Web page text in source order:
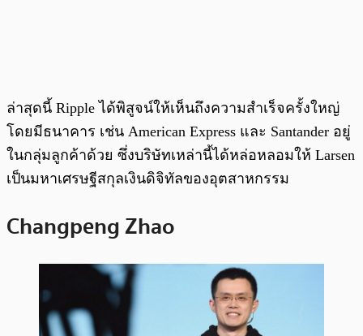
ล่าสุดนี้ Ripple ได้พิสูจน์ให้เห็นถึงความสำเร็จครั้งใหญ่
โดยมีธนาคาร เช่น American Express และ Santander อยู่
ในกลุ่มลูกค้าด้วย ซึ่งบริษัทเหล่านี้ได้หล่อหลอมให้ Larsen
เป็นมหาเศรษฐีสกุลเงินดิจิทัลของอุตสาหกรรม
Changpeng Zhao